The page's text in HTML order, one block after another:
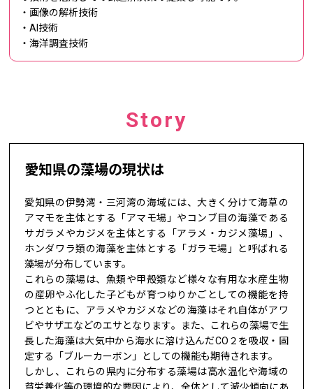
・画像の解析技術
・AI技術
・海洋調査技術
Story
愛知県の藻場の現状は
愛知県の伊勢湾・三河湾の海域には、大きく分けて海草の
アマモを主体とする「アマモ場」やコンブ目の海藻である
サガラメやカジメを主体とする「アラメ・カジメ藻場」、
ホンダワラ類の海藻を主体とする「ガラモ場」と呼ばれる
藻場が分布しています。
これらの藻場は、魚類や甲殻類など様々な有用な水産生物
の産卵やふ化した子どもが育つゆりかごとしての機能を持
つとともに、アラメやカジメなどの海藻はそれ自体がアワ
ビやサザエなどのエサとなります。また、これらの藻場で生
長した海藻は大気中から海水に溶け込んだCO２を吸収・固
定する「ブルーカーボン」としての機能も期待されます。
しかし、これらの県内に分布する藻場は高水温化や海域の